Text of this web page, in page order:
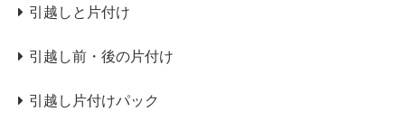
引越しと片付け
引越し前・後の片付け
引越し片付けパック